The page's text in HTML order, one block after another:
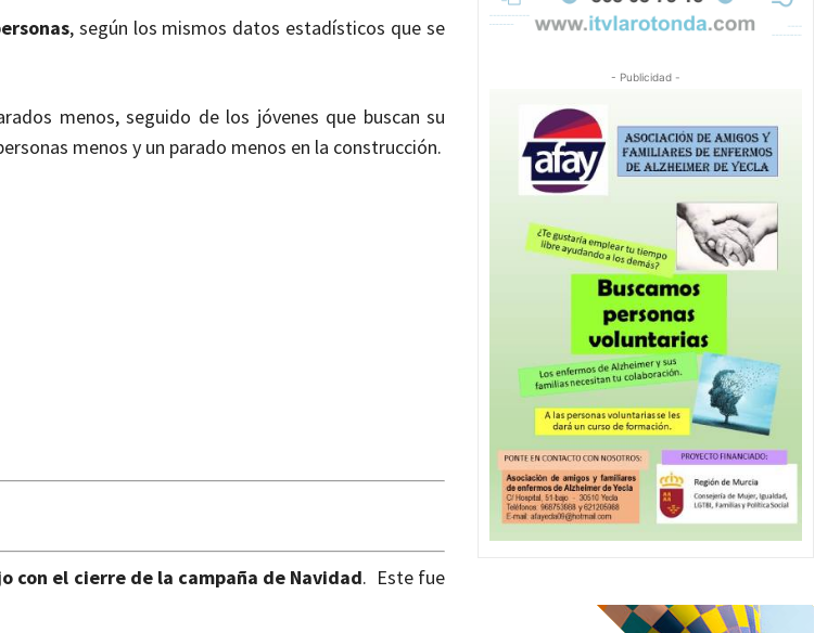
, según los mismos datos estadísticos que se
menos, seguido de los jóvenes que buscan su
menos y un parado menos en la construcción.
con el cierre de la campaña de Navidad. Este fue
- Publicidad -